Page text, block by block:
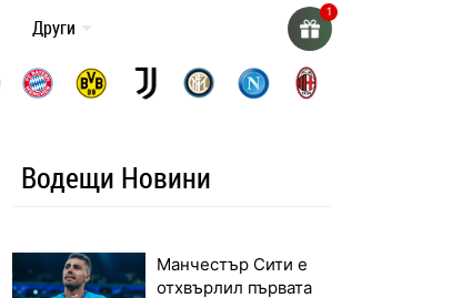
Други
Водещи Новини
Манчестър Сити е
отхвърлил първата